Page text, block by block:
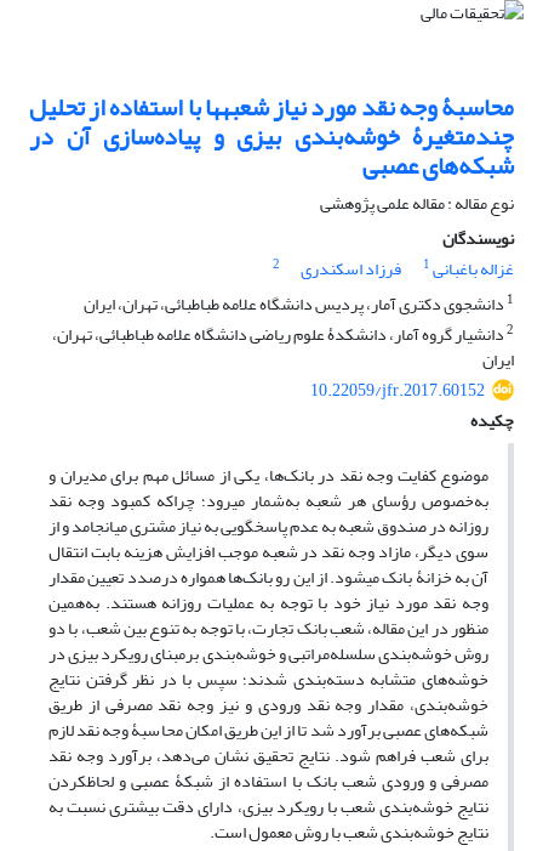
محاسبۀ وجه نقد مورد نیاز شعبه‎ها با استفاده از ‌‌تحلیل
چندمتغیرۀ خوشه‌بندی بیزی و پیاده‌سازی آن در
شبکه‌های ‌عصبی
نوع مقاله : مقاله علمی پژوهشی
نویسندگان
غزاله باغبانی1 فرزاد اسکندری
2
1 دانشجوی دکتری آمار، پردیس دانشگاه علامه طباطبائی، تهران، ایران
2دانشیار گروه آمار، دانشکدۀ علوم ریاضی دانشگاه علامه طباطبائی، تهران،
ایران
10.22059/jfr.2017.60152
چکیده
موضوع کفایت وجه‌ نقد در بانک‌ها، یکی از مسائل مهم برای مدیران و
به‌خصوص رؤسای هر شعبه به‌شمار می‎رود؛ چرا‌که کمبود وجه نقد
روزانه در صندوق شعبه به عدم پاسخگویی به نیاز مشتری می‎انجامد و از
سوی دیگر، مازاد وجه نقد در شعبه موجب افزایش هزینه بابت انتقال
آن به خزانۀ بانک می‎شود. از این رو بانک‌ها همواره درصدد تعیین مقدار
وجه نقد مورد نیاز خود با‌ توجه به عملیات روزانه هستند. به‌همین
منظور در این مقاله، شعب بانک تجارت‌، با ‌توجه به تنوع بین شعب، با دو
روش خوشه‌بندی سلسله‌مراتبی و خوشه‌بندی برمبنای رویکرد بیزی در
خوشه‌های متشابه دسته‌بندی شدند؛ سپس با در نظر‌ گرفتن نتایج
خوشه‌بندی، مقدار وجه نقد ورودی و نیز وجه نقد مصرفی از طریق
شبکه‌های عصبی برآورد شد تا از این طریق امکان محاسبۀ وجه نقد لازم
برای شعب فراهم شود. نتایج تحقیق نشان می‌دهد، برآورد وجه نقد
مصرفی و ورودی شعب بانک با استفاده از شبکۀ ‌عصبی و لحاظ‎کردن
نتایج خوشه‌بندی شعب با رویکرد بیزی، دارای دقت بیشتری نسبت به
نتایج خوشه‌بندی شعب با روش معمول است.